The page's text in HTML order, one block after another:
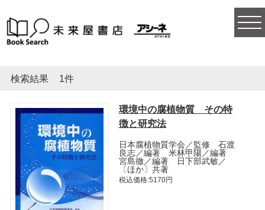
検索結果 1件
環境中の腐植物質 その特
徴と研究法
日本腐植物質学会／監修 石渡
良志／編著 米林甲陽／編著
宮島徹／編著 日下部武敏／
〔ほか〕共著
税込価格:5170円